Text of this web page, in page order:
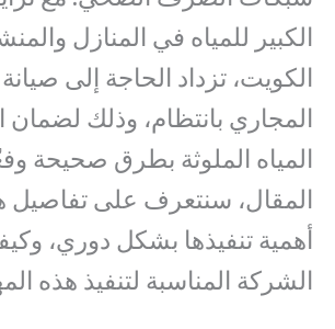
الكبير للمياه في المنازل
الكويت، تزداد الحاجة إلى
المجاري بانتظام، وذلك
المياه الملوثة بطرق صحيحة
المقال، سنتعرف على تفاصيل
أهمية تنفيذها بشكل دوري،
الشركة المناسبة لتنفيذ هذه